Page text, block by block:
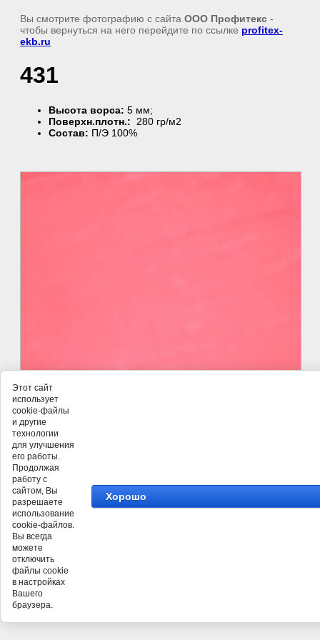
Вы смотрите фотографию с сайта ООО Профитекс -
чтобы вернуться на него перейдите по ссылке profitex-
ekb.ru
431
Высота ворса: 5 мм;
Поверхн.плотн.: 280 гр/м2
Состав: П/Э 100%
©ООО Профитекс
Этот сайт
использует
cookie-файлы
и другие
технологии
для улучшения
его работы.
Продолжая
работу с
сайтом, Вы
разрешаете
использование
cookie-файлов.
Вы всегда
можете
отключить
файлы cookie
в настройках
Вашего
браузера.
Хорошо